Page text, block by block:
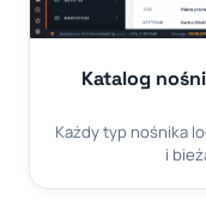
Katalog
Każdy typ nośnika
i